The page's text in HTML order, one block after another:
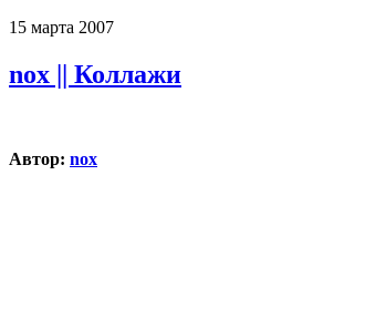
15 марта 2007
nox || Коллажи
Автор: nox